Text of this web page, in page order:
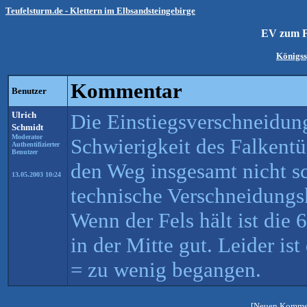
Teufelsturm.de - Klettern im Elbsandsteingebirge
EV zum
Benutzer Kommentar
Ulrich
Schmidt
Moderator
Authentifizierter
Benutzer
13.05.2003 10:24
Die
Schwierigkeit des
den Weg insgesamt nicht
technische
Wenn der Fels hält ist die
in der Mitte gut. Leider ist
= zu wenig begangen.